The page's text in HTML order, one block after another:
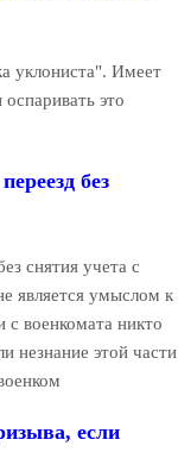
уклониста". Имеет
это
без
снятия учета с
является умыслом к
военкомата никто
незнание этой части
если